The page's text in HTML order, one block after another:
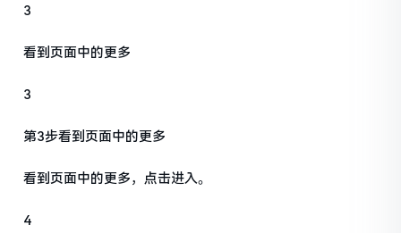
3
看到页面中的更多
3
第3步看到页面中的更多
看到页面中的更多，点击进入。
4